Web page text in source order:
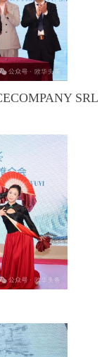
SRL